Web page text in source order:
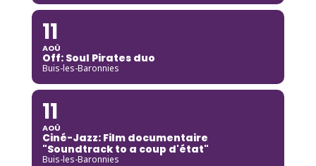
11
AOÛ
Off: Soul Pirates duo
Buis-les-Baronnies
11
AOÛ
Ciné-Jazz: Film documentaire
"Soundtrack to a coup d'état"
Buis-les-Baronnies